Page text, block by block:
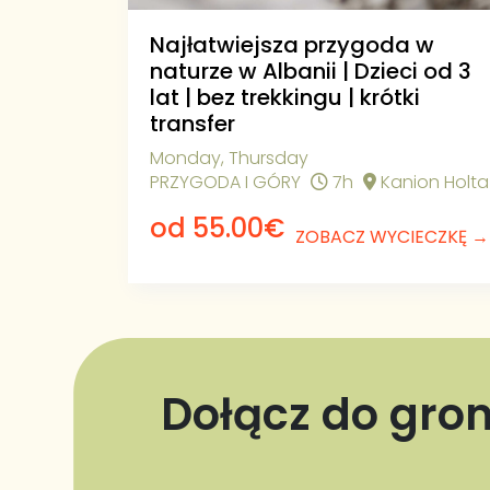
Najłatwiejsza przygoda w
naturze w Albanii | Dzieci od 3
lat | bez trekkingu | krótki
transfer
Monday, Thursday
PRZYGODA I GÓRY
7h Kanion Holta
od 55.00€ ZOBACZ WYCIECZKĘ →
Dołącz do